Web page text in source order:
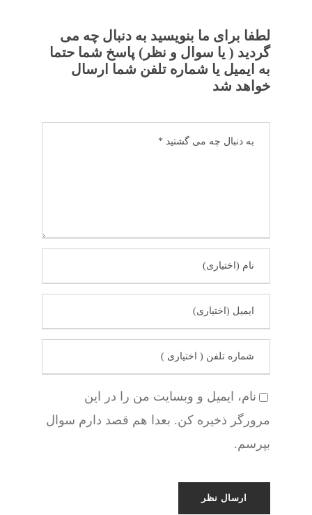
لطفا برای ما بنویسید به دنبال چه می
گردید ( یا سوال و نظر) پاسخ شما حتما
به ایمیل یا شماره تلفن شما ارسال
خواهد شد
نام، ایمیل و وبسایت من را در این
مرورگر ذخیره کن. بعدا هم قصد دارم سوال
بپرسم.